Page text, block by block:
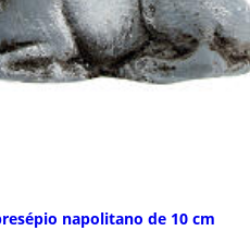
napolitano de 10 cm